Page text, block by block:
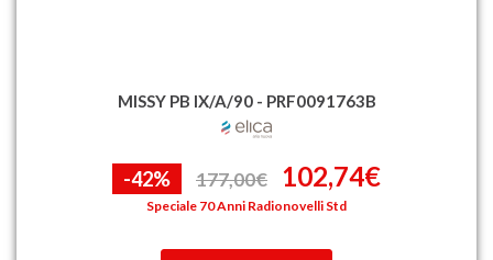
MISSY PB IX/A/90 - PRF0091763B
-42% 177,00€ 102,74€
Speciale 70 Anni Radionovelli Std